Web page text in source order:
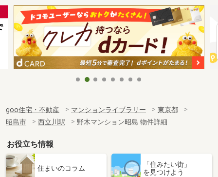
goo住宅・不動産 マンションライブラリー
東京都
昭島市
西立川駅 野木マンション昭島 物件詳細
お役立ち情報
住まいのコラム
「住みたい街」
を見つけよう